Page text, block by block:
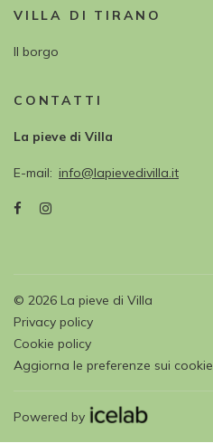
VILLA DI TIRANO
Il borgo
CONTATTI
La pieve di Villa
E-mail info@lapievedivilla.it
© 2026 La pieve di Villa
Privacy policy
Cookie policy
Aggiorna le preferenze sui cookie
Powered by